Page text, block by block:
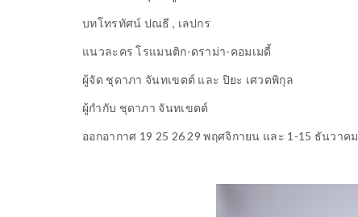
บทโทรทัศน์ ปณธี , เลปกร
แนวละคร โรแมนติก-ดราม่า-คอมเมดี้
ผู้จัด ชุดาภา จันทเขตต์ และ ปิยะ เศวตพิกุล
ผู้กำกับ ชุดาภา จันทเขตต์
ออกอากาศ 19 25 26 29พฤศจิกายน และ 1-15 ธันวาคม